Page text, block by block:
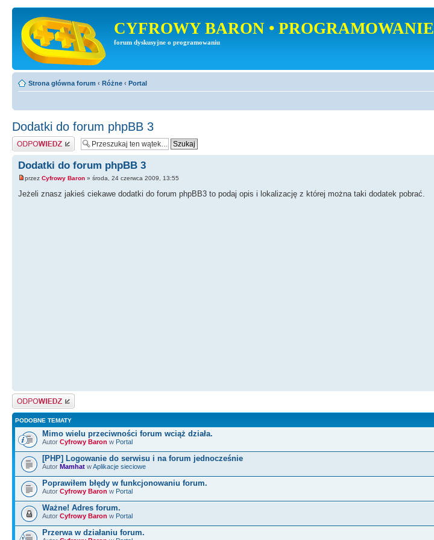
CYFROWY BARON • PROGRAMOWANIE
forum dyskusyjne o programowaniu
Strona główna forum ‹ Różne ‹ Portal
Dodatki do forum phpBB 3
Odpowiedz
Dodatki do forum phpBB 3
przez Cyfrowy Baron » środa, 24 czerwca 2009, 13:55
Jeżeli znasz jakieś ciekawe dodatki do forum phpBB3 to podaj opis i lokalizację z której można taki dodatek pobrać.
Odpowiedz
PODOBNE TEMATY
Mimo wielu przeciwności forum wciąż działa.
Autor Cyfrowy Baron w Portal
[PHP] Logowanie do serwisu i na forum jednocześnie
Autor Mamhat wAplikacje sieciowe
Poprawiłem błędy w funkcjonowaniu forum.
Autor Cyfrowy Baron w Portal
Ważne! Adres forum.
Autor Cyfrowy Baron w Portal
Przerwa w działaniu forum.